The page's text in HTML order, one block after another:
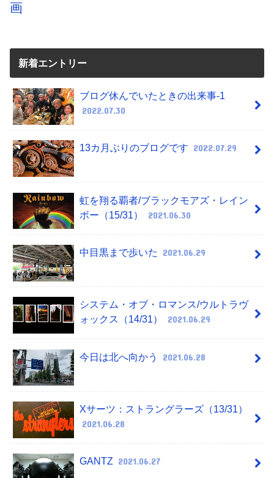
画
新着エントリー
ブログ休んでいたときの出来事-1
2022.07.30
13カ月ぶりのブログです 2022.07.29
虹を翔る覇者/ブラックモアズ・レイン
ボー（15/31）
2021.06.30
中目黒まで歩いた 2021.06.29
システム・オブ・ロマンス/ウルトラヴ
ォックス（14/31）
2021.06.29
今日は北へ向かう 2021.06.28
Xサーツ：ストラングラーズ（13/31）
2021.06.28
GANTZ 2021.06.27